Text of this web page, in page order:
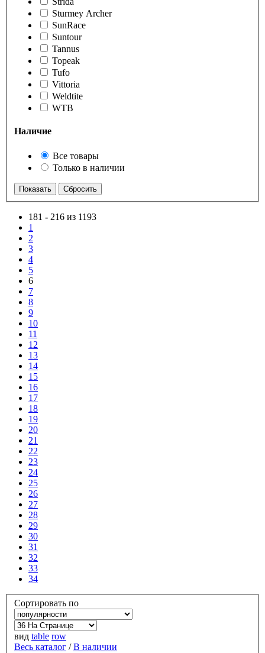
Sturmey Archer
SunRace
Suntour
Tannus
Topeak
Tufo
Vittoria
Weldtite
WTB
Наличие
Все товары
Только в наличии
181 - 216 из 1193
1
2
3
4
5
6
7
8
9
10
11
12
13
14
15
16
17
18
19
20
21
22
23
24
25
26
27
28
29
30
31
32
33
34
Сортировать по
вид table row
Весь каталог /В наличии